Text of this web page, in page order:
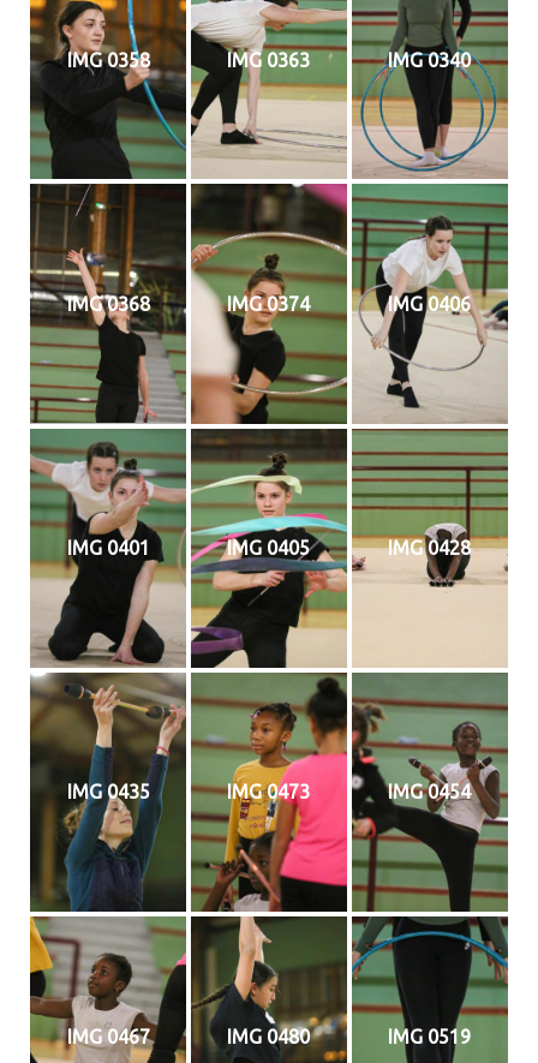
IMG 0358 IMG 0363 IMG 0340
IMG 0368 IMG 0374 IMG 0406
IMG 0401 IMG 0405 IMG 0428
IMG 0435 IMG 0473 IMG 0454
IMG 0467 IMG 0480 IMG 0519